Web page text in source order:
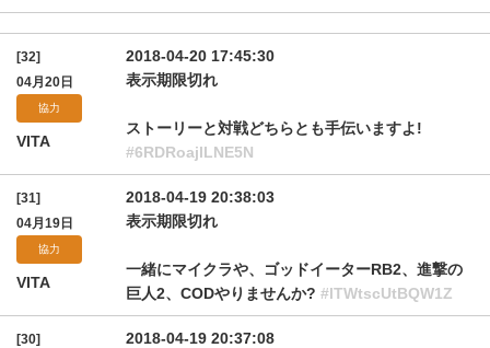
[32]
04月20日
協力
VITA
2018-04-20 17:45:30
表示期限切れ
ストーリーと対戦どちらとも手伝いますよ!
#6RDRoajlLNE5N
[31]
04月19日
協力
VITA
2018-04-19 20:38:03
表示期限切れ
一緒にマイクラや、ゴッドイーターRB2、進撃の
巨人2、CODやりませんか? #lTWtscUtBQW1Z
[30]
2018-04-19 20:37:08